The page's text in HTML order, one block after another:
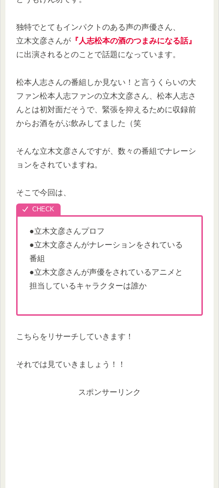
独特でとてもインパクトのある声の声優さん、
立木文彦さんが 『人志松本の酒のつまみになる話』
に出演されるとのことで話題になっています。
松本人志さんの番組しか見ない！と言うくらいの大
ファン松本人志ファンの立木文彦さん、松本人志さ
んとは初対面だそうで、緊張を抑えるために収録前
からお酒をがぶ飲みしてました（笑
そんな立木文彦さんですが、数々の番組でナレーシ
ョンをされていますね。
そこで今回は、
●立木文彦さんプロフ
●立木文彦さんがナレーションをされている
番組
●立木文彦さんが声優をされているアニメと
担当しているキャラクターは誰か
こちらをリサーチしていきます！
それでは見ていきましょう！！
スポンサーリンク